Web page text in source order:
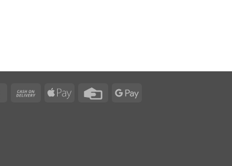
MasterCardCash
Apple
Credit
Google